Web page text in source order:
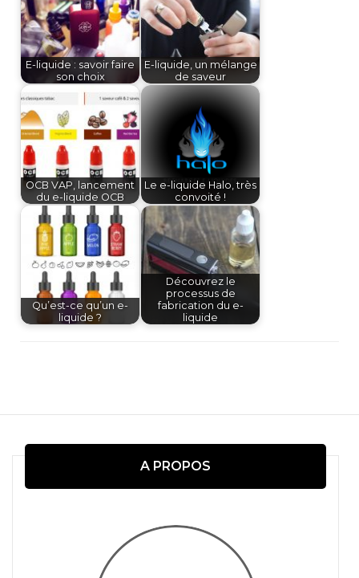
E-liquide : savoir faire
son choix
E-liquide, un mélange
de saveur
OCB VAP, lancement
du e-liquide OCB
Le e-liquide Halo, très
convoité !
Qu’est-ce qu’un e-
liquide ?
Découvrez le
processus de
fabrication du e-
liquide
A PROPOS